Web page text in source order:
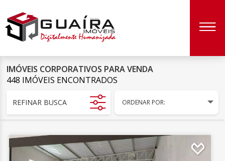
IMÓVEIS CORPORATIVOS PARA VENDA
448 IMÓVEIS ENCONTRADOS
REFINAR BUSCA ORDENAR POR: